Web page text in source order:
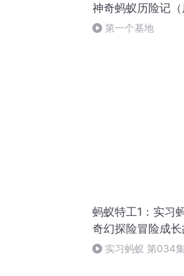
神奇蚂蚁历险记（
第一个基地
蚂蚁特工1：实习
奇幻探险冒险成
实习蚂蚁 第034